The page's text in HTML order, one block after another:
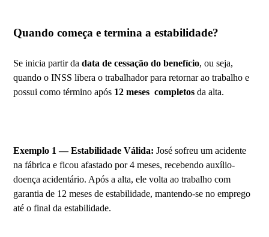
Quando começa e termina a estabilidade?
Se inicia partir dadata de cessação do benefício, ou seja,
quando o INSS libera o trabalhador para retornar ao trabalho e
possui como término após 12 meses completos da alta.
Exemplo 1 — Estabilidade Válida:José sofreu um acidente
na fábrica e ficou afastado por 4 meses, recebendo auxílio-
doença acidentário. Após a alta, ele volta ao trabalho com
garantia de 12 meses de estabilidade, mantendo-se no emprego
até o final da estabilidade.